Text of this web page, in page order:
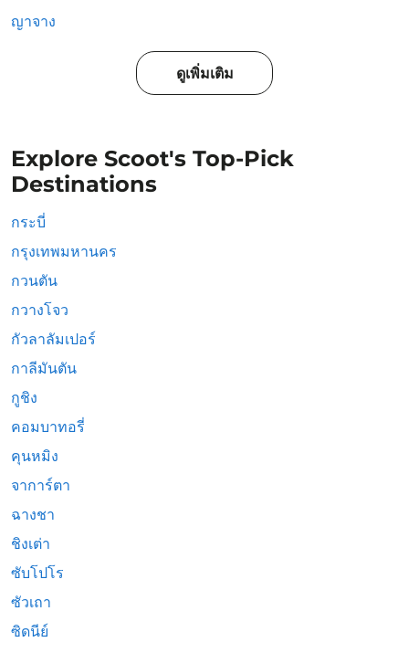
ญาจาง
ดูเพิ่มเติม
Explore Scoot's Top-Pick
Destinations
กระบี่
กรุงเทพมหานคร
กวนตัน
กวางโจว
กัวลาลัมเปอร์
กาลีมันตัน
กูชิง
คอมบาทอรี่
คุนหมิง
จาการ์ตา
ฉางชา
ชิงเต่า
ซับโปโร
ซัวเถา
ซิดนีย์